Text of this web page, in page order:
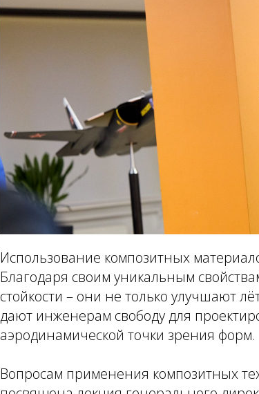
Использование композитных
Благодаря своим уникальным
стойкости – они не только улучшают
дают инженерам свободу для
аэродинамической точки зрения форм.
Вопросам применения композитных